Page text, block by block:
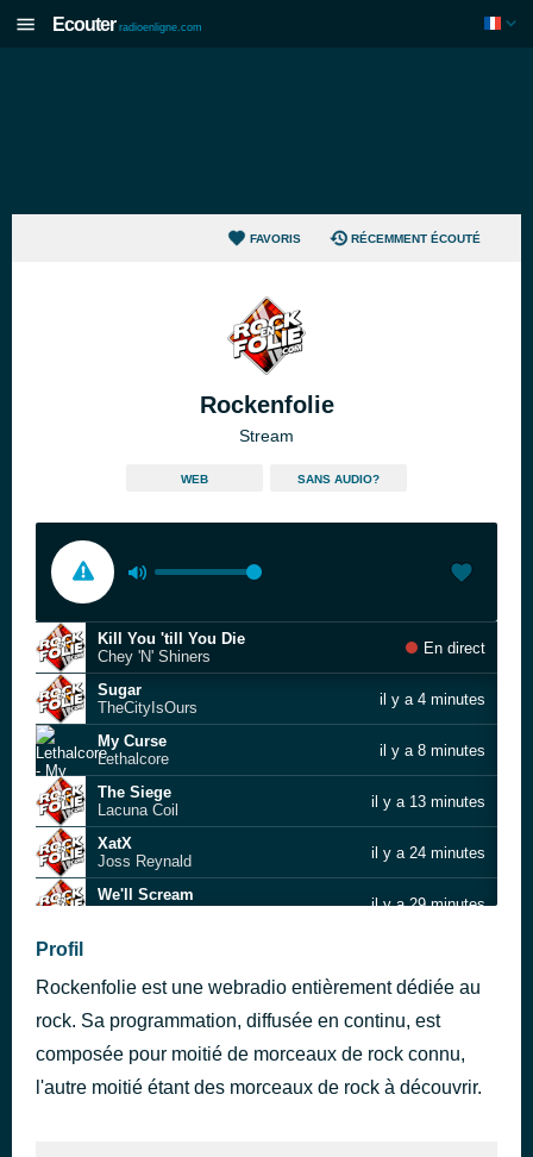
Ecouter radioenligne.com
FAVORIS RÉCEMMENT ÉCOUTÉ
Rockenfolie
Stream
WEB SANS AUDIO?
Kill You 'till You Die
Chey 'N' Shiners
En direct
Sugar
TheCityIsOurs
il y a 4 minutes
My Curse
Lethalcore
il y a 8 minutes
The Siege
Lacuna Coil
il y a 13 minutes
XatX
Joss Reynald
il y a 24 minutes
We'll Scream
il y a 29 minutes
The Long Walk
CØMA CHILD
Like a Stone
Audioslave
il y a 46 minutes
Before the Mourning Sun
Profil
Rockenfolie est une webradio entièrement dédiée au
rock. Sa programmation, diffusée en continu, est
composée pour moitié de morceaux de rock connu,
l'autre moitié étant des morceaux de rock à découvrir.